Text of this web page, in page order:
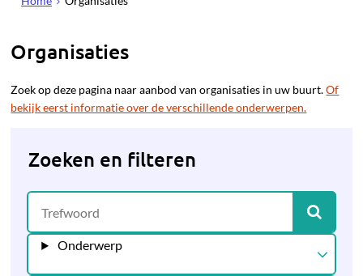
Organisaties
Zoek op deze pagina naar aanbod van organisaties in uw buurt.Of
bekijk eerst informatie over de verschillende onderwerpen.
Zoeken en filteren
Onderwerp